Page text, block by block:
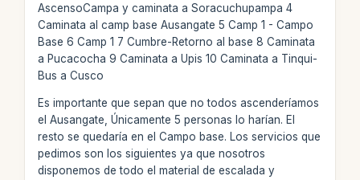
AscensoCampa y caminata a Soracuchupampa 4
Caminata al camp base Ausangate 5 Camp 1 - Campo
Base 6 Camp 1 7 Cumbre-Retorno al base 8 Caminata
a Pucacocha 9 Caminata a Upis 10 Caminata a Tinqui-
Bus a Cusco
Es importante que sepan que no todos ascenderíamos
el Ausangate, Únicamente 5 personas lo harían. El
resto se quedaría en el Campo base. Los servicios que
pedimos son los siguientes ya que nosotros
disponemos de todo el material de escalada y